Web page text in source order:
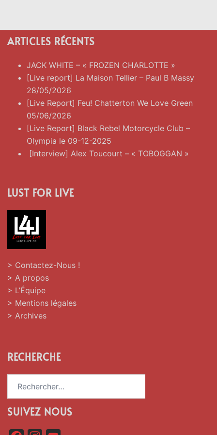
ARTICLES RÉCENTS
JACK WHITE – « FROZEN CHARLOTTE »
[Live report] La Maison Tellier – Paul B Massy
28/05/2026
[Live Report] Feu! Chatterton We Love Green
05/06/2026
[Live Report] Black Rebel Motorcycle Club –
Olympia le 09-12-2025
[Interview] Alex Toucourt – « TOBOGGAN »
LUST FOR LIVE
> Contactez-Nous !
> A propos
> L’Équipe
> Mentions légales
> Archives
RECHERCHE
SUIVEZ NOUS